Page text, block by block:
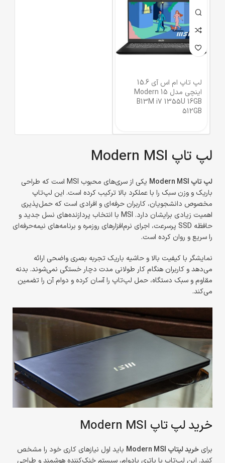
لپ تاپ ام اس آی 15.6
اینچی مدل Modern 15
B13M i7 1355U 16GB
512GB
لپ تاپ Modern MSI
لپ تاپ Modern MSI
یکی از سری‌های محبوب MSI است که طراحی
باریک و وزن سبک را با عملکرد بالا ترکیب کرده است. این لپ‌تاپ
مخصوص دانشجویان، کاربران حرفه‌ای و افرادی است که حمل‌پذیری
اهمیت زیادی برایشان دارد. MSI با انتخاب پردازنده‌های نسل جدید و
حافظه SSD پرسرعت، اجرای نرم‌افزارهای روزمره و برنامه‌های نیمه‌حرفه‌ای
را سریع و روان کرده است.
نمایشگر با کیفیت بالا و حاشیه باریک تجربه بصری واضحی ارائه
می‌دهد و کاربران هنگام کار طولانی مدت دچار خستگی نمی‌شوند. بدنه
مقاوم و سبک دستگاه، حمل لپ‌تاپ را آسان کرده و دوام آن را تضمین
می‌کند.
خرید لپ تاپ Modern MSI
برای خرید لپتاپ Modern MSI
باید اول نیازهای کاری خود را مشخص
کنید. این لپ‌تاپ با باتری بادوام، سیستم خنک‌کننده هوشمند و طراحی